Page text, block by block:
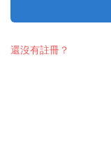
還沒有註冊？